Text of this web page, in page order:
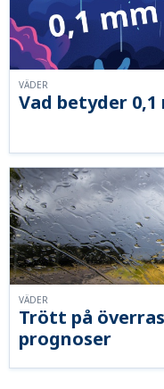
Vad betyder
VÄDER
Trött på
prognoser
VÄDER